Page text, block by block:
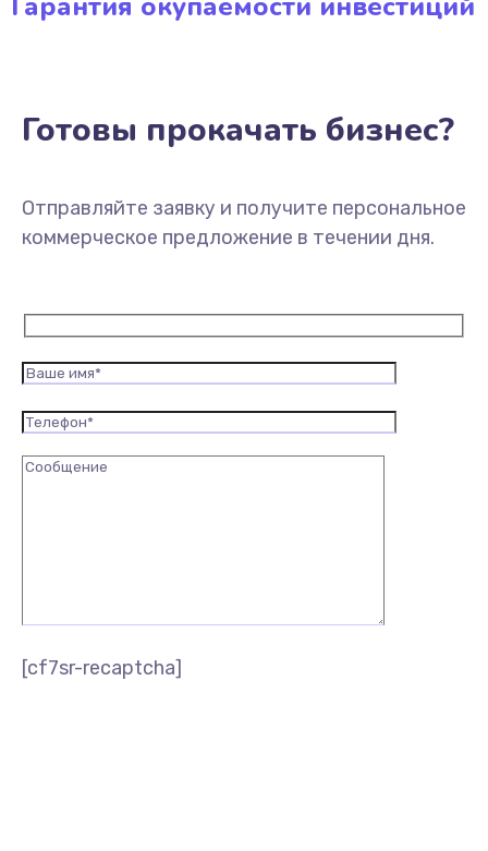
Готовы прокачать бизнес?
Отправляйте заявку и получите персональное
коммерческое предложение в течении дня.
[cf7sr-recaptcha]